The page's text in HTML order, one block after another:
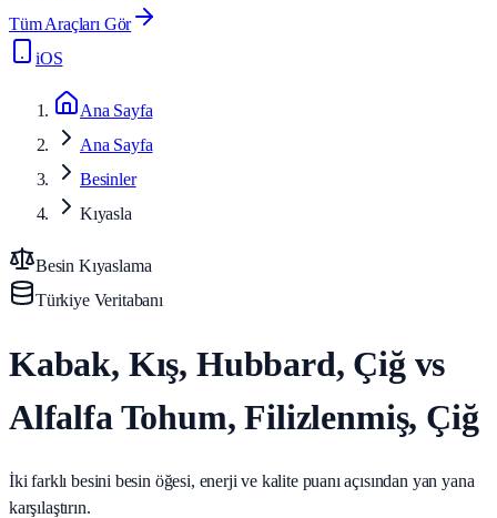
Tüm Araçları Gör
iOS
Ana Sayfa
Ana Sayfa
Besinler
Kıyasla
Besin Kıyaslama
Türkiye Veritabanı
Kabak, Kış, Hubbard, Çiğ vs
Alfalfa Tohum, Filizlenmiş, Çiğ
İki farklı besini besin öğesi, enerji ve kalite puanı açısından yan yana
karşılaştırın.